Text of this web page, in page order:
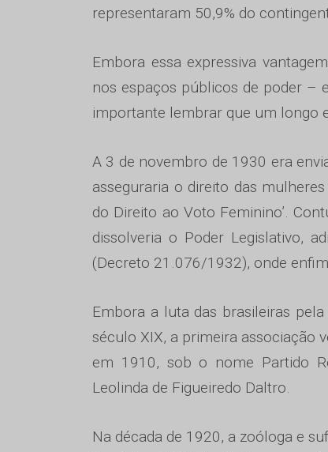
representaram 50,9% do
Embora essa expressiva
nos espaços públicos de poder –
importante lembrar que um longo
A 3 de novembro de 1930 era
asseguraria o direito das
do Direito ao Voto Feminino’.
dissolveria o Poder Legislativo,
(Decreto 21.076/1932), onde
Embora a luta das brasileiras
século XIX, a primeira associação
em 1910, sob o nome Partido
Leolinda de Figueiredo Daltro.
Na década de 1920, a zoóloga e